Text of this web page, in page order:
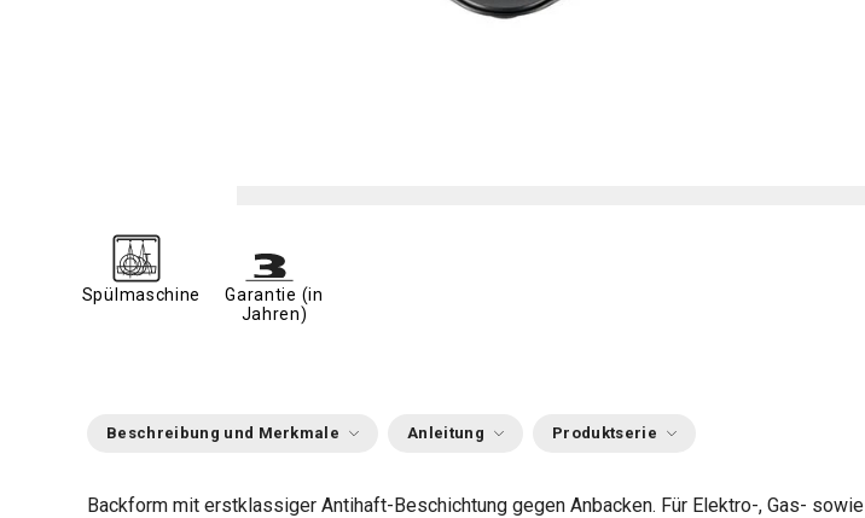
Spülmaschine
Garantie (in
Jahren)
Beschreibung und Merkmale Anleitung Produktserie
Backform mit erstklassiger Antihaft-Beschichtung gegen Anbacken. Für Elektro-, Gas- sowie